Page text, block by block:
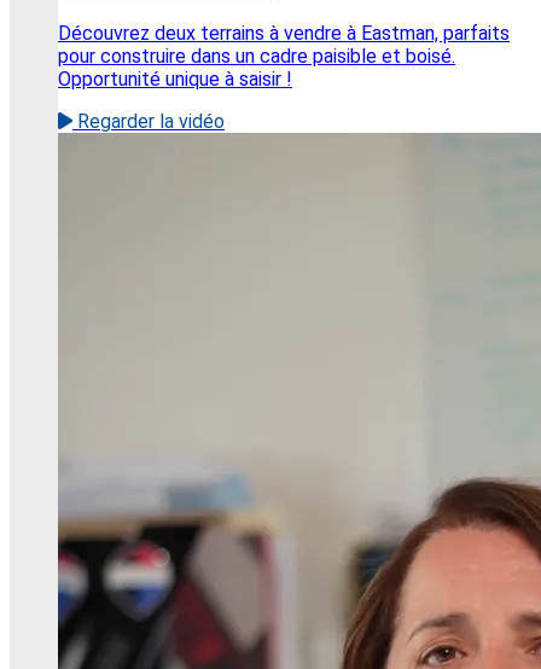
Découvrez deux terrains à vendre à Eastman, parfaits
pour construire dans un cadre paisible et boisé.
Opportunité unique à saisir !
Regarder la vidéo